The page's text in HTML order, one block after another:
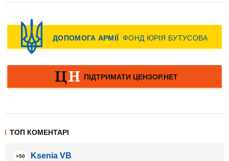
ТОП КОМЕНТАРІ
+50
Ksenia VB